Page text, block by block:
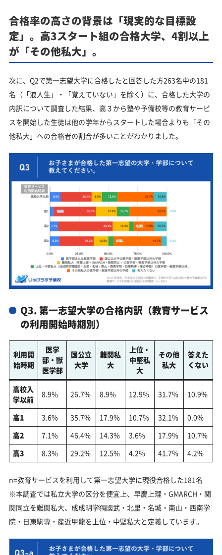
合格率の高さの背景は「現実的な目標設
定」。高3スタート組の合格大学、4割以上
が「その他私大」。
次に、Q2で第一志望大学に合格したと回答した方263名中の181
名（「浪人生」・「覚えていない」を除く）に、合格した大学の
内訳について調査した結果、高３から塾や予備校等の教育サービ
スを開始した生徒は他の学年からスタートした場合よりも「その
他私大」への合格者の割合が多いことがわかりました。
Q3. 第一志望大学の合格内訳（教育サービス
の利用開始時期別）
利用開
始時期
医学
部・獣
医学部
国公立
大学
難関私
大
上位・
中堅私
大
その他
私大
答えた
くない
高校入
学以前
8.9% 26.7% 8.9% 12.9% 31.7% 10.9%
高1 3.6% 35.7% 17.9% 10.7% 32.1%
0.0%
高2
7.1% 46.4% 14.3% 3.6% 17.9%
10.7%
高3
8.3% 29.2% 12.5% 4.2% 41.7% 4.2%
n=教育サービスを利用して第一志望大学に現役合格した181名
※本調査では私立大学の区分を便宜上、早慶上理・GMARCH・関
関同立を難関私大、成成明学獨國武・北里・名城・南山・西南学
院・日東駒専・産近甲龍を上位・中堅私大と定義しています。